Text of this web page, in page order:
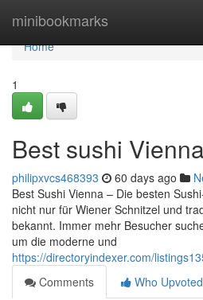
minibookmarks
Home
Home
1
Best sushi Vienna
philipxvcs468393 60 days ago
Best Sushi Vienna – Die besten
nicht nur für Wiener Schnitzel und
bekannt. Immer mehr Besucher
um die moderne und
https://directoryindexer.com/
Comments
Who Upvoted